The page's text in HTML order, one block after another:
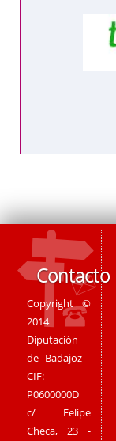
Contacto
Copyright ©
2014
Diputación
de Badajoz -
CIF:
P0600000D
c/ Felipe
Checa, 23 -